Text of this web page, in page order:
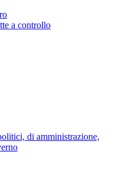
a controllo
di amministrazione,